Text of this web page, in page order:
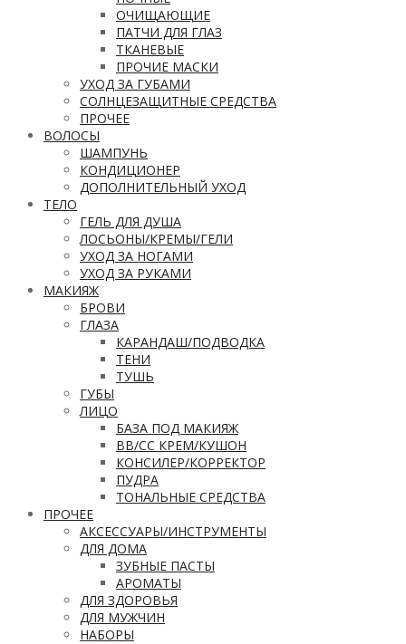
ОЧИЩАЮЩИЕ
ПАТЧИ ДЛЯ ГЛАЗ
ТКАНЕВЫЕ
ПРОЧИЕ МАСКИ
УХОД ЗА ГУБАМИ
СОЛНЦЕЗАЩИТНЫЕ СРЕДСТВА
ПРОЧЕЕ
ВОЛОСЫ
ШАМПУНЬ
КОНДИЦИОНЕР
ДОПОЛНИТЕЛЬНЫЙ УХОД
ТЕЛО
ГЕЛЬ ДЛЯ ДУША
ЛОСЬОНЫ/КРЕМЫ/ГЕЛИ
УХОД ЗА НОГАМИ
УХОД ЗА РУКАМИ
МАКИЯЖ
БРОВИ
ГЛАЗА
КАРАНДАШ/ПОДВОДКА
ТЕНИ
ТУШЬ
ГУБЫ
ЛИЦО
БАЗА ПОД МАКИЯЖ
ВВ/CC КРЕМ/КУШОН
КОНСИЛЕР/КОРРЕКТОР
ПУДРА
ТОНАЛЬНЫЕ СРЕДСТВА
ПРОЧЕЕ
АКСЕССУАРЫ/ИНСТРУМЕНТЫ
ДЛЯ ДОМА
ЗУБНЫЕ ПАСТЫ
АРОМАТЫ
ДЛЯ ЗДОРОВЬЯ
ДЛЯ МУЖЧИН
НАБОРЫ